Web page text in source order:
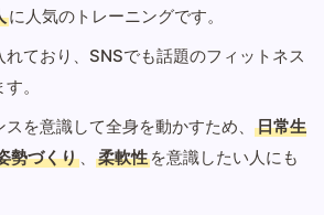
に人気のトレーニングです。
ており、SNSでも話題のフィットネス
。
を意識して全身を動かすため、
日常生
勢づくり 、 柔軟性 を意識したい人にも